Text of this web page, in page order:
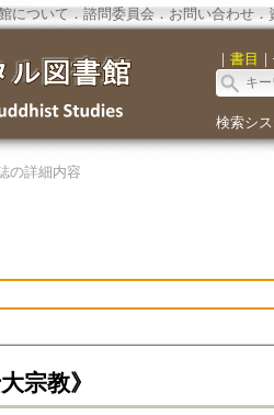
について ． 諮問委員会． お問い合わせ．
｜ 書目 ｜
検索シ
の詳細内容
宗教》